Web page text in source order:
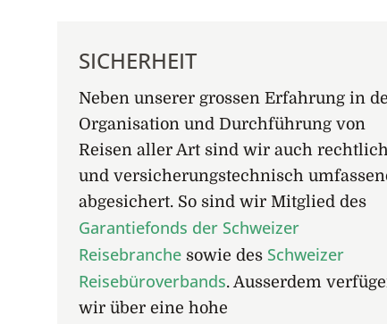
SICHERHEIT
Neben unserer grossen Erfahrung in
Organisation und Durchführung von
Reisen aller Art sind wir auch
und versicherungstechnisch
abgesichert. So sind wir Mitglied des
Garantiefonds der Schweizer
Reisebranche sowie des Schweizer
Reisebüroverbands. Ausserdem
wir über eine hohe